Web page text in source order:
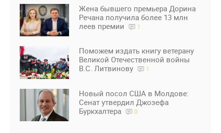
Жена бывшего премьера Дорина
Речана получила более 13 млн
леев премии
1
Поможем издать книгу ветерану
Великой Отечественной войны
В.С. Литвинову
1
Новый посол США в Молдове:
Сенат утвердил Джозефа
Буркхалтера
0